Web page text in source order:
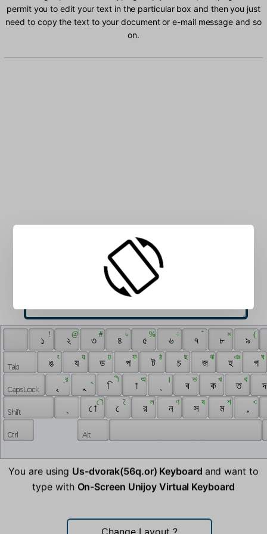
permit you to edit your text in the particular box and then you just
need to copy the text to your document or e-mail message and so
on.
Type Unijoy characters into the box:
১
!
২
@
৩
#
৪
৳
৫
%
৬
÷
৭
ঁ
৮
×
৯
(
ঙ
ং
য
য়
ড
ঢ
প
ফ
ট
ঠ
চ
ছ
জ
ঝ
হ
ঞ
গ
ঘ
্র
ি
ী
া
অ ।
ব
ভ
ক
খ
ত
থ
ো
ৌ
ে
ৈ
র
ল
ন
ণ
স
ষ
ম
শ
,
<
You are using Us-dvorak(56q.or) Keyboard and want to
type with On-Screen Unijoy Virtual Keyboard
Change Layout ?